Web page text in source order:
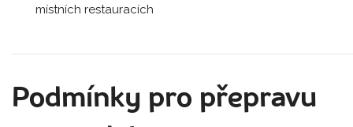
místních restauracích
Podmínky pro přepravu